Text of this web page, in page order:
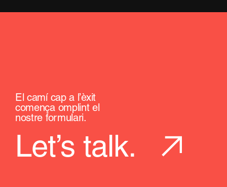
El camí cap a l’èxit
comença omplint el
nostre formulari.
Let’s talk.